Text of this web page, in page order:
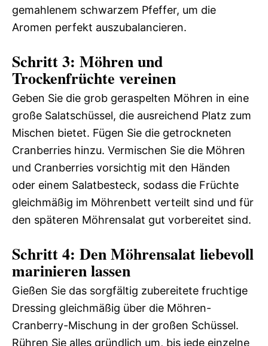
gemahlenem schwarzem Pfeffer, um die
Aromen perfekt auszubalancieren.
Schritt 3: Möhren und
Trockenfrüchte vereinen
Geben Sie die grob geraspelten Möhren in eine
große Salatschüssel, die ausreichend Platz zum
Mischen bietet. Fügen Sie die getrockneten
Cranberries hinzu. Vermischen Sie die Möhren
und Cranberries vorsichtig mit den Händen
oder einem Salatbesteck, sodass die Früchte
gleichmäßig im Möhrenbett verteilt sind und für
den späteren Möhrensalat gut vorbereitet sind.
Schritt 4: Den Möhrensalat liebevoll
marinieren lassen
Gießen Sie das sorgfältig zubereitete fruchtige
Dressing gleichmäßig über die Möhren-
Cranberry-Mischung in der großen Schüssel.
Rühren Sie alles gründlich um, bis jede einzelne